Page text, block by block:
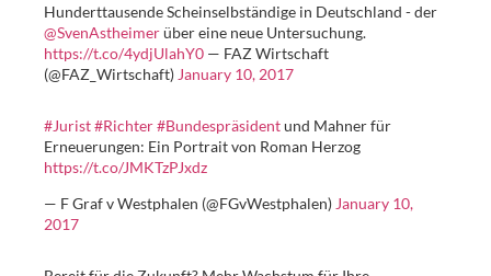
Hunderttausende Scheinselbständige in Deutschland - der
@SvenAstheimerüber eine neue Untersuchung.
https://t.co/4ydjUlahY0 — FAZ Wirtschaft
(@FAZ_Wirtschaft) January 10, 2017
#Jurist#Richter#Bundespräsidentund Mahner für
Erneuerungen: Ein Portrait von Roman Herzog
https://t.co/JMKTzPJxdz
— F Graf v Westphalen (@FGvWestphalen) January 10,
2017